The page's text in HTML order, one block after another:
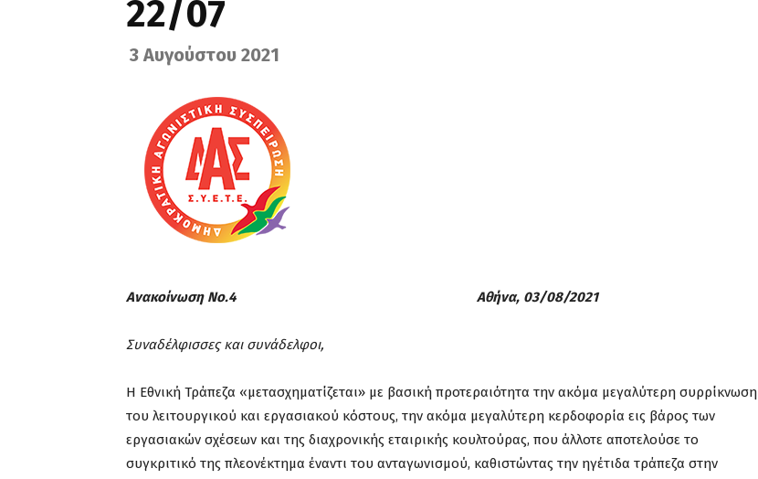
22/07
3 Αυγούστου 2021
Ανακοίνωση Νο.4 Αθήνα, 03/08/2021
Συναδέλφισσες και συνάδελφοι,
Η Εθνική Τράπεζα «μετασχηματίζεται» με βασική προτεραιότητα την ακόμα μεγαλύτερη συρρίκνωση
του λειτουργικού και εργασιακού κόστους, την ακόμα μεγαλύτερη κερδοφορία εις βάρος των
εργασιακών σχέσεων και της διαχρονικής εταιρικής κουλτούρας, που άλλοτε αποτελούσε το
συγκριτικό της πλεονέκτημα έναντι του ανταγωνισμού, καθιστώντας την ηγέτιδα τράπεζα στην